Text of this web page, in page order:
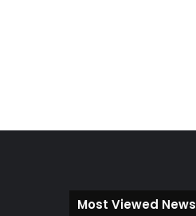
Most Viewed News